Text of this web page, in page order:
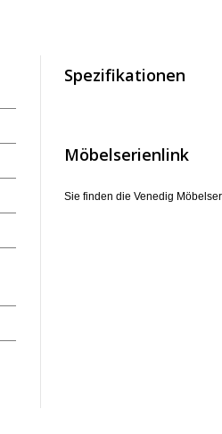
Spezifikationen
Möbelserienlink
Sie finden die Venedig